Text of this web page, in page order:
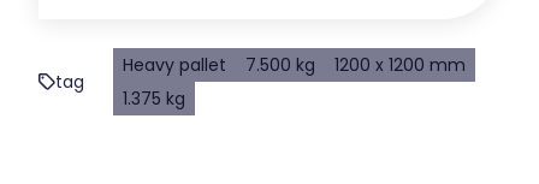
tag
Heavy pallet 7.500 kg
1200 x 1200 mm
1.375 kg